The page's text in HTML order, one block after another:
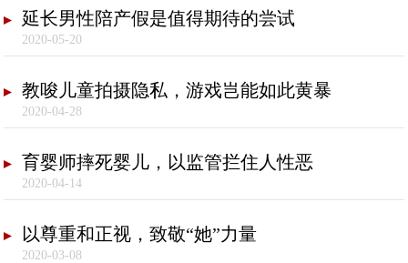
延长男性陪产假是值得期待的尝试
2020-05-20
教唆儿童拍摄隐私，游戏岂能如此黄暴
2020-04-28
育婴师摔死婴儿，以监管拦住人性恶
2020-04-14
以尊重和正视，致敬“她”力量
2020-03-08